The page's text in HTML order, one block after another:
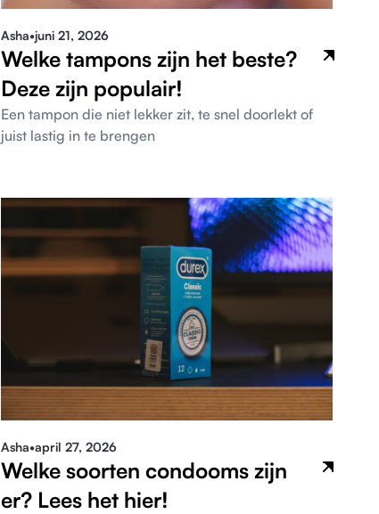
Asha•juni 21, 2026
Welke tampons zijn het beste?
Deze zijn populair!
Een tampon die niet lekker zit, te snel doorlekt of
juist lastig in te brengen
Asha•april 27, 2026
Welke soorten condooms zijn
er? Lees het hier!